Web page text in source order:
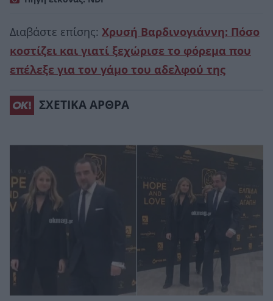
Διαβάστε επίσης: Χρυσή Βαρδινογιάννη: Πόσο
κοστίζει και γιατί ξεχώρισε το φόρεμα που
επέλεξε για τον γάμο του αδελφού της
ΣΧΕΤΙΚΑ ΑΡΘΡΑ